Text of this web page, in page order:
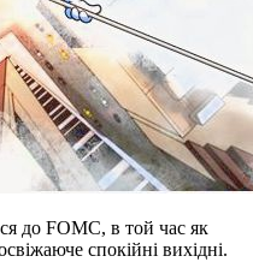
до FOMC, в той час як
спокійні вихідні.